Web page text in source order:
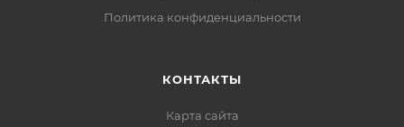
Политика конфиденциальности
КОНТАКТЫ
Карта сайта